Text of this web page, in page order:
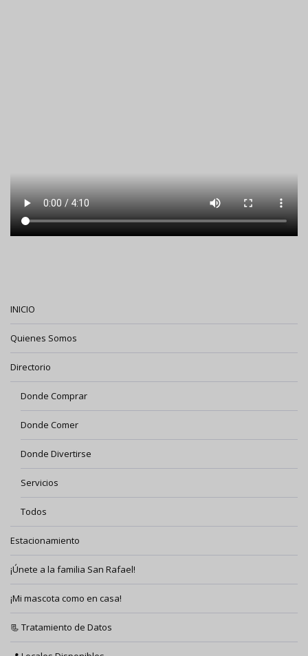
INICIO
Quienes Somos
Directorio
Donde Comprar
Donde Comer
Donde Divertirse
Servicios
Todos
Estacionamiento
¡Únete a la familia San Rafael!
¡Mi mascota como en casa!
📃 Tratamiento de Datos